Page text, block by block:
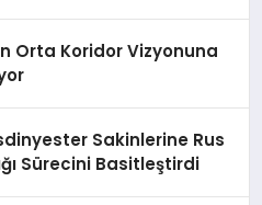
Orta Koridor Vizyonuna
Sakinlerine Rus
Sürecini Basitleştirdi